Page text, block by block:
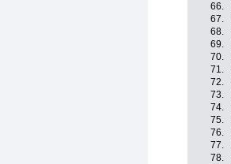
66.
67.
68.
69.
70.
71.
72.
73.
74.
75.
76.
77.
78.